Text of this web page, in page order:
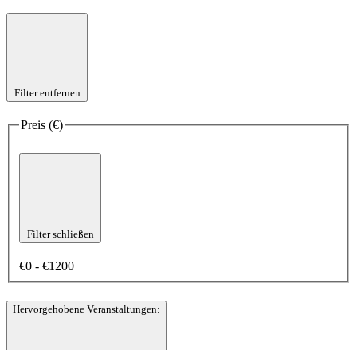
Filter entfernen
Preis (€)
Filter schließen
€0 - €1200
Hervorgehobene Veranstaltungen: